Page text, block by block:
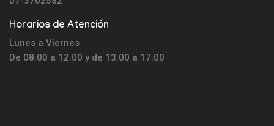
Horarios de Atención
Lunes a Viernes
De 08:00 a 12:00 y de 13:00 a 17:00